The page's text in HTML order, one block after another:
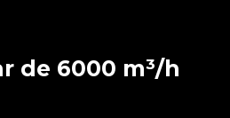
de 6000 m³/h